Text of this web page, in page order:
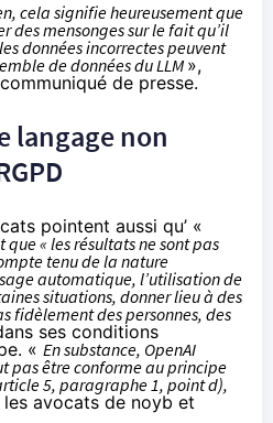
cela signifie heureusement que
des mensonges sur le fait qu’il
données incorrectes peuvent
de données du LLM»,
communiqué de presse.
langage non
pointent aussi qu’ «
« les résultats ne sont pas
tenu de la nature
automatique, l’utilisation de
situations, donner lieu à des
fidèlement des personnes, des
ses conditions
« En substance, OpenAI
pas être conforme au principe
5, paragraphe 1, point d),
avocats de noyb et